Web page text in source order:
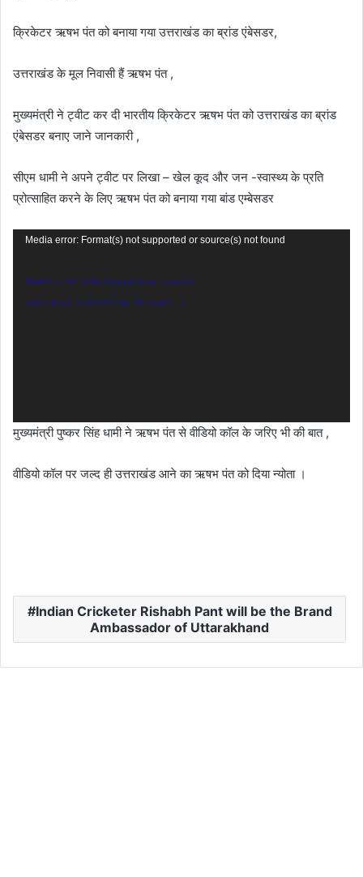
क्रिकेटर ऋषभ पंत को बनाया गया उत्तराखंड का ब्रांड एंबेसडर,
उत्तराखंड के मूल निवासी हैं ऋषभ पंत ,
मुख्यमंत्री ने ट्वीट कर दी भारतीय क्रिकेटर ऋषभ पंत को उत्तराखंड का ब्रांड
एंबेसडर बनाए जाने जानकारी ,
सीएम धामी ने अपने ट्वीट पर लिखा – खेल कूद और जन -स्वास्थ्य के प्रति
प्रोत्साहित करने के लिए ऋषभ पंत को बनाया गया बांड एम्बेसडर
Video
Media error: Format(s) not supported or source(s) not found
Download File: https://janpakshtimes.com/wp-
content/uploads/2021/12/jrjf_SD.mp4?_=1
मुख्यमंत्री पुष्कर सिंह धामी ने ऋषभ पंत से वीडियो कॉल के जरिए भी की बात ,
वीडियो कॉल पर जल्द ही उत्तराखंड आने का ऋषभ पंत को दिया न्योता ।
Indian Cricketer Rishabh Pant will be the Brand
Ambassador of Uttarakhand